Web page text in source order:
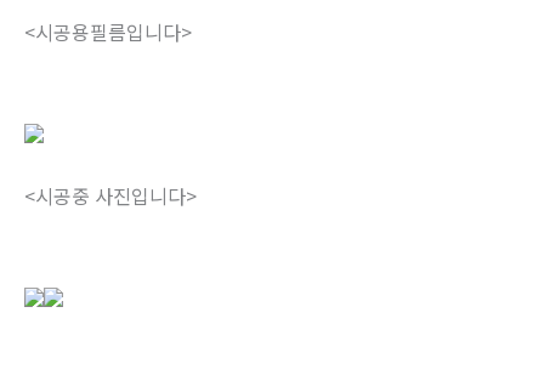
<시공용필름입니다>
<시공중 사진입니다>